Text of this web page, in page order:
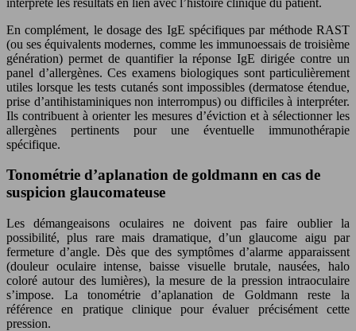
En complément, le dosage des IgE spécifiques par méthode RAST
(ou ses équivalents modernes, comme les immunoessais de troisième
génération) permet de quantifier la réponse IgE dirigée contre un
panel d’allergènes. Ces examens biologiques sont particulièrement
utiles lorsque les tests cutanés sont impossibles (dermatose étendue,
prise d’antihistaminiques non interrompus) ou difficiles à interpréter.
Ils contribuent à orienter les mesures d’éviction et à sélectionner les
allergènes pertinents pour une éventuelle immunothérapie
spécifique.
Tonométrie d’aplanation de goldmann en cas de
suspicion glaucomateuse
Les démangeaisons oculaires ne doivent pas faire oublier la
possibilité, plus rare mais dramatique, d’un glaucome aigu par
fermeture d’angle. Dès que des symptômes d’alarme apparaissent
(douleur oculaire intense, baisse visuelle brutale, nausées, halo
coloré autour des lumières), la mesure de la pression intraoculaire
s’impose. La tonométrie d’aplanation de Goldmann reste la
référence en pratique clinique pour évaluer précisément cette
pression.